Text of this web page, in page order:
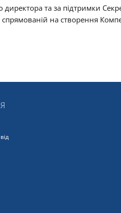
та за підтримки
на створення